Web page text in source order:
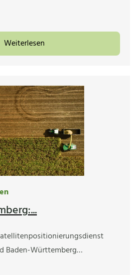
Weiterlesen
Baden-Württemberg…